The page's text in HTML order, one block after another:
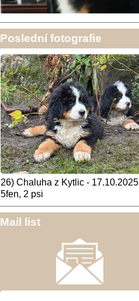
Poslední fotografie
26) Chaluha z Kytlic - 17.10.2025
5fen, 2 psi
Mail list